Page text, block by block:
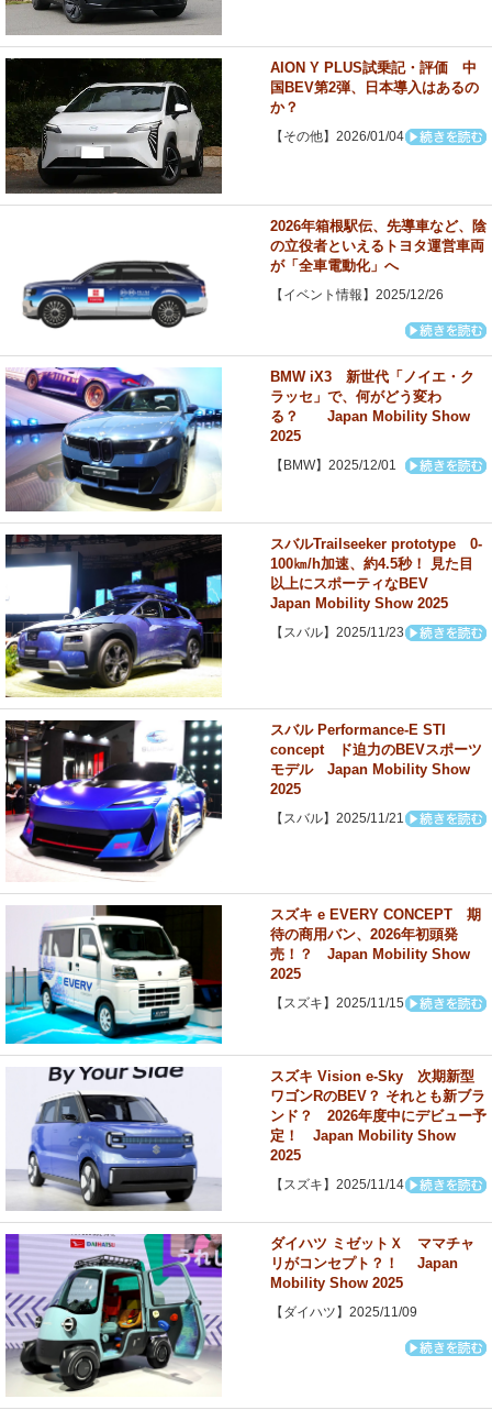
AION Y PLUS試乗記・評価 中
国BEV第2弾、日本導入はあるの
か？
【その他】2026/01/04
2026年箱根駅伝、先導車など、陰
の立役者といえるトヨタ運営車両
が「全車電動化」へ
【イベント情報】2025/12/26
BMW iX3 新世代「ノイエ・ク
ラッセ」で、何がどう変わ
る？ Japan Mobility Show
2025
【BMW】2025/12/01
スバルTrailseeker prototype 0-
100㎞/h加速、約4.5秒！ 見た目
以上にスポーティなBEV
Japan Mobility Show 2025
【スバル】2025/11/23
スバル Performance-E STI
concept ド迫力のBEVスポーツ
モデル Japan Mobility Show
2025
【スバル】2025/11/21
スズキ e EVERY CONCEPT 期
待の商用バン、2026年初頭発
売！？ Japan Mobility Show
2025
【スズキ】2025/11/15
スズキ Vision e-Sky 次期新型
ワゴンRのBEV？ それとも新ブラ
ンド？ 2026年度中にデビュー予
定！ Japan Mobility Show
2025
【スズキ】2025/11/14
ダイハツ ミゼットＸ ママチャ
リがコンセプト？！ Japan
Mobility Show 2025
【ダイハツ】2025/11/09